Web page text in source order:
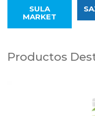
SULA
MARKET
Productos